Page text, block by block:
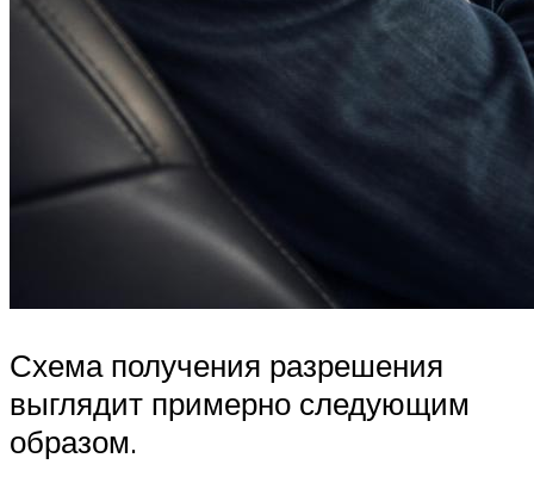
Схема получения разрешения
выглядит примерно следующим
образом.